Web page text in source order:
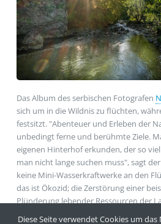
Das Album des serbischen Fotografen
sich um in die Wildnis zu flüchten,
festsitzt. "Abenteuer und Erleben der
unbedingt ferne und berühmte Ziele.
eigenen Hinterhof erkunden, der so
man nicht lange suchen muss", sagt
keine Mini-Wasserkraftwerke an den
das ist Ökozid; die Zerstörung einer
Plünderung lebender Ressourcen der
Hunderten von Jahren in Harmonie
Diese Seite verwendet Cookies um